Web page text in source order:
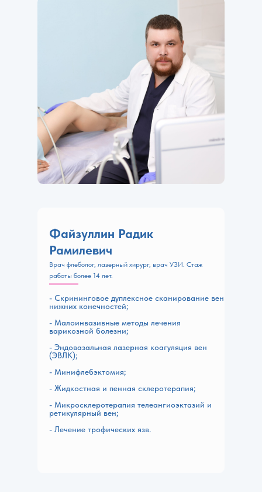
Врач флеболог, лазерный хирург, врач УЗИ. Стаж
работы более 14 лет.
Файзуллин Радик
Рамилевич
- Скрининговое дуплексное сканирование вен
нижних конечностей;
- Малоинвазивные методы лечения
варикозной болезни;
- Эндовазальная лазерная коагуляция вен
(ЭВЛК);
- Минифлебэктомия;
- Жидкостная и пенная склеротерапия;
- Микросклеротерапия телеангиоэктазий и
ретикулярный вен;
- Лечение трофических язв.